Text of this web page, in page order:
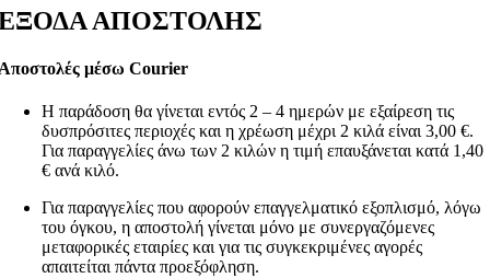
ΑΠΟΣΤΟΛΗΣ
μέσω Courier
Η παράδοση θα γίνεται εντός 2 – 4 ημερών με εξαίρεση τις
δυσπρόσιτες περιοχές και η χρέωση μέχρι 2 κιλά είναι 3,00 €.
Για παραγγελίες άνω των 2 κιλών η τιμή επαυξάνεται κατά 1,40
€ ανά κιλό.
Για παραγγελίες που αφορούν επαγγελματικό εξοπλισμό, λόγω
του όγκου, η αποστολή γίνεται μόνο με συνεργαζόμενες
μεταφορικές εταιρίες και για τις συγκεκριμένες αγορές
απαιτείται πάντα προεξόφληση.